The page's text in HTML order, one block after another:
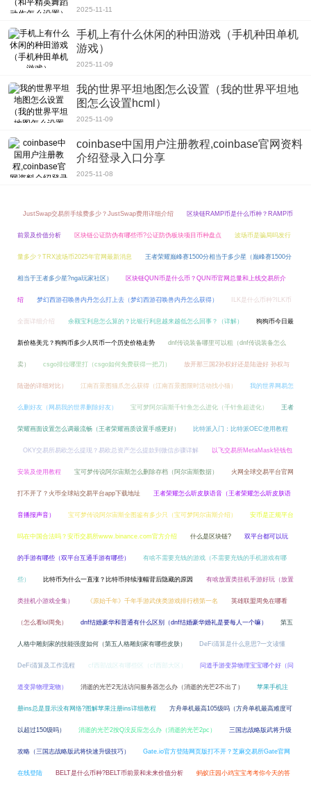
2025-11-11
手机上有什么休闲的种田游戏（手机种田单机
游戏）
2025-11-09
我的世界平坦地图怎么设置（我的世界平坦地
图怎么设置hcml）
2025-11-09
coinbase中国用户注册教程,coinbase官网资料
介绍登录入口分享
2025-11-08
JustSwap交易所手续费多少？JustSwap费用详细介绍 区块链RAMP币是什么币种？RAMP币
前景及价值分析 区块链公证防伪有哪些币?公证防伪板块项目币种盘点 波场币是骗局吗发行
量多少？TRX波场币2025年官网最新消息 王者荣耀巅峰赛1500分相当于多少星（巅峰赛1500分
相当于王者多少星?nga玩家社区） 区块链QUN币是什么币？QUN币官网总量和上线交易所介
绍 梦幻西游召唤兽内丹怎么打上去（梦幻西游召唤兽内丹怎么获得） ILK是什么币种?ILK币
全面详细介绍 余额宝利息怎么算的？比银行利息越来越低怎么回事？（详解） 狗狗币今日最
新价格美元？狗狗币多少人民币一个历史价格走势 dnf传说装备哪里可以租（dnf传说装备怎么
卖） csgo排位哪里打（csgo如何免费获得一把刀） 放开那三国2孙权好还是陆逊好 孙权与
陆逊的详细对比） 江南百景图猫爪怎么获得（江南百景图限时活动找小猫） 我的世界网易怎
么删好友（网易我的世界删除好友） 宝可梦阿尔宙斯千针鱼怎么进化（千针鱼超进化） 王者
荣耀画面设置怎么调最流畅（王者荣耀画质设置手感更好） 比特派入门：比特派OEC使用教程
OKY交易所易欧怎么提现？易欧总资产怎么提款到微信步骤详解 以飞交易所MetaMask轻钱包
安装及使用教程 宝可梦传说阿尔宙斯怎么删除存档（阿尔宙斯数据） 火网全球交易平台官网
打不开了？火帀全球站交易平台app下载地址 王者荣耀怎么听皮肤语音（王者荣耀怎么听皮肤语
音播报声音） 宝可梦传说阿尔宙斯全图鉴有多少只（宝可梦阿尔宙斯介绍） 安币是正规平台
吗在中国合法吗？安币交易所www.binance.com官方介绍 什么是区块链? 双平台都可以玩
的手游有哪些（双平台互通手游有哪些） 有啥不需要充钱的游戏（不需要充钱的手机游戏有哪
些） 比特币为什么一直涨？比特币持续涨幅背后隐藏的原因 有啥放置类挂机手游好玩（放置
类挂机小游戏全集） 《原始千年》千年手游武侠类游戏排行榜第一名 英雄联盟周免在哪看
（怎么看lol周免） dnf结婚豪华和普通有什么区别（dnf结婚豪华婚礼是要每人一个嘛） 第五
人格中雕刻家的技能强度如何（第五人格雕刻家有哪些皮肤） DeFi清算是什么意思?一文读懂
DeFi清算及工作流程 cf西部战区有哪些区（cf西部大区） 问道手游变异物理宝宝哪个好（问
道变异物理宠物） 消逝的光芒2无法访问服务器怎么办（消逝的光芒2不出了） 苹果手机注
册ins总是显示没有网络?图解苹果注册ins详细教程 方舟单机最高105级吗（方舟单机最高难度可
以超过150级吗） 消逝的光芒2按Q没反应怎么办（消逝的光芒2pc） 三国志战略版武将升级
攻略（三国志战略版武将快速升级技巧） Gate.io官方登陆网页版打不开？芝麻交易所Gate官网
在线登陆 BELT是什么币种?BELT币前景和未来价值分析 蚂蚁庄园小鸡宝宝考考你今天的答